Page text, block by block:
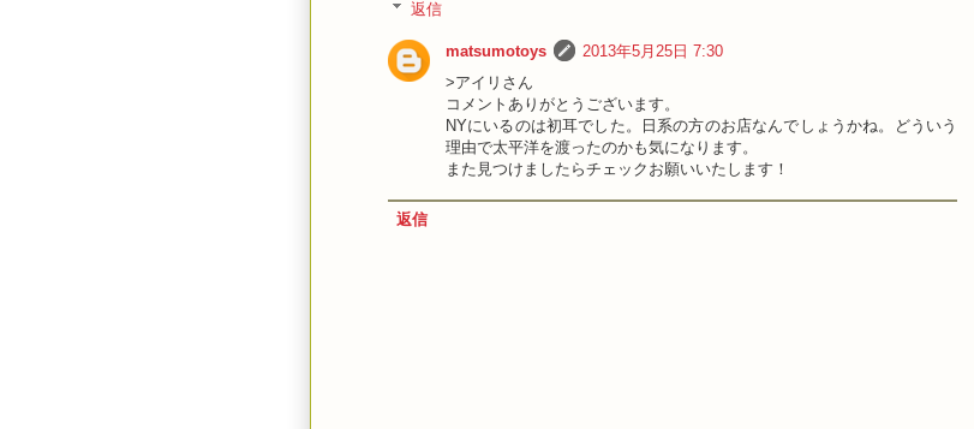
返信
matsumotoys
2013年5月25日 7:30
>アイリさん
コメントありがとうございます。
NYにいるのは初耳でした。日系の方のお店なんでしょうかね。どういう
理由で太平洋を渡ったのかも気になります。
また見つけましたらチェックお願いいたします！
返信